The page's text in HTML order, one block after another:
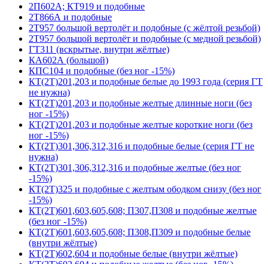
2П602А; КТ919 и подобные
2Т866А и подобные
2Т957 большой вертолёт и подобные (с жёлтой резьбой)
2Т957 большой вертолёт и подобные (с медной резьбой)
ГТ311 (вскрытые, внутри жёлтые)
КА602А (большой)
КПС104 и подобные (без ног -15%)
КТ(2Т)201,203 и подобные белые до 1993 года (серия ГТ
не нужна)
КТ(2Т)201,203 и подобные желтые длинные ноги (без
ног -15%)
КТ(2Т)201,203 и подобные желтые короткие ноги (без
ног -15%)
КТ(2Т)301,306,312,316 и подобные белые (серия ГТ не
нужна)
КТ(2Т)301,306,312,316 и подобные желтые (без ног
-15%)
КТ(2Т)325 и подобные с желтым ободком снизу (без ног
-15%)
КТ(2Т)601,603,605,608; П307,П308 и подобные желтые
(без ног -15%)
КТ(2Т)601,603,605,608; П308,П309 и подобные белые
(внутри жёлтые)
КТ(2Т)602,604 и подобные белые (внутри жёлтые)